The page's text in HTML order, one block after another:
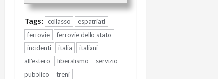
Tags: collasso
espatriati
ferrovie
ferrovie dello stato
incidenti
italia
italiani
all'estero
liberalismo
servizio
pubblico
treni